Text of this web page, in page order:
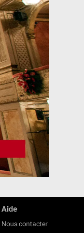
Aide
Nous contacter